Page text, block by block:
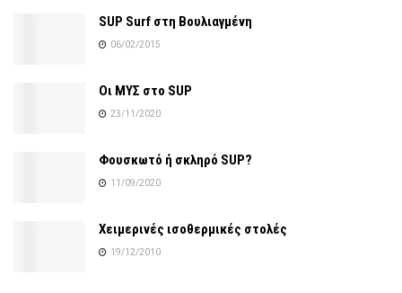
SUP Surf στη Βουλιαγμένη
06/02/2015
Οι ΜΥΣ στο SUP
23/11/2020
Φουσκωτό ή σκληρό SUP?
11/09/2020
Χειμερινές ισοθερμικές στολές
19/12/2010